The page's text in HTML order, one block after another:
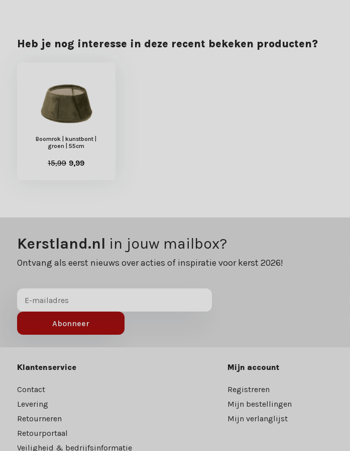
Heb je nog interesse in deze recent bekeken producten?
Boomrok | kunstbont |
groen | 55cm
15,99 9,99
Kerstland.nl in jouw mailbox?
Ontvang als eerst nieuws over acties of inspiratie voor kerst 2026!
Abonneer
Klantenservice
Contact
Levering
Retourneren
Retourportaal
Veiligheid & bedrijfsinformatie
Mijn account
Registreren
Mijn bestellingen
Mijn verlanglijst